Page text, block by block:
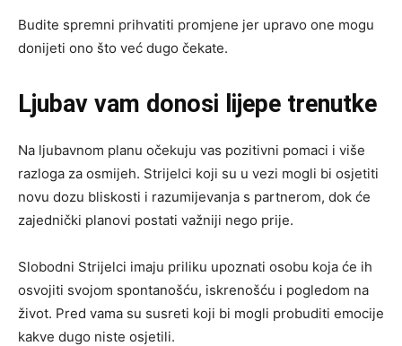
Budite spremni prihvatiti promjene jer upravo one mogu
donijeti ono što već dugo čekate.
Ljubav vam donosi lijepe trenutke
Na ljubavnom planu očekuju vas pozitivni pomaci i više
razloga za osmijeh. Strijelci koji su u vezi mogli bi osjetiti
novu dozu bliskosti i razumijevanja s partnerom, dok će
zajednički planovi postati važniji nego prije.
Slobodni Strijelci imaju priliku upoznati osobu koja će ih
osvojiti svojom spontanošću, iskrenošću i pogledom na
život. Pred vama su susreti koji bi mogli probuditi emocije
kakve dugo niste osjetili.